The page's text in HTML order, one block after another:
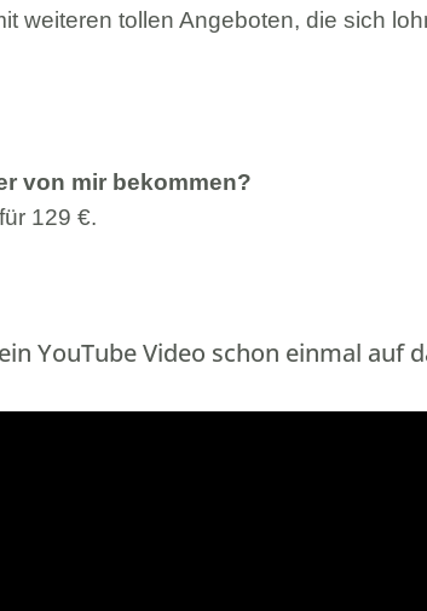
weiteren tollen Angeboten, die sich
von mir bekommen?
für 129 €.
YouTube Video schon einmal auf